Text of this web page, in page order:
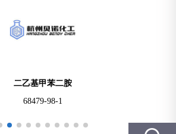
苯丙呋喃酮